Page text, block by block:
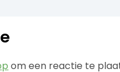
om een reactie te